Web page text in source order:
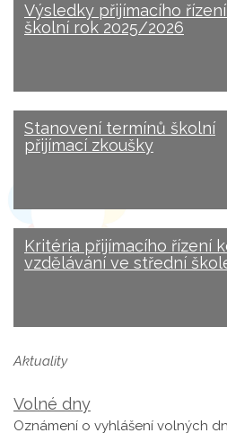
Výsledky přijímacího
školní rok 2025/2026
Stanovení termínů školní
přijímací zkoušky
Kritéria přijímacího řízení
vzdělávání ve střední
Aktuality
Volné dny
Oznámení o vyhlášení volných